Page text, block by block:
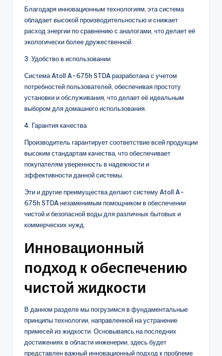
Благодаря инновационным технологиям, эта система
обладает высокой производительностью и снижает
расход энергии по сравнению с аналогами, что делает её
экологически более дружественной.
3. Удобство в использовании
Система Atoll A-675h STDA разработана с учетом
потребностей пользователей, обеспечивая простоту
установки и обслуживания, что делает её идеальным
выбором для домашнего использования.
4. Гарантия качества
Производитель гарантирует соответствие всей продукции
высоким стандартам качества, что обеспечивает
покупателям уверенность в надежности и
эффективности данной системы.
Эти и другие преимущества делают систему Atoll A-
675h STDA незаменимым помощником в обеспечении
чистой и безопасной воды для различных бытовых и
коммерческих нужд.
Инновационный
подход к обеспечению
чистой жидкости
В данном разделе мы погрузимся в фундаментальные
принципы технологии, направленной на устранение
примесей из жидкости. Основываясь на последних
достижениях в области инженерии, здесь будет
представлен важный инновационный подход к проблеме